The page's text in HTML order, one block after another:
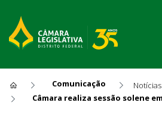
Comunicação Notícias